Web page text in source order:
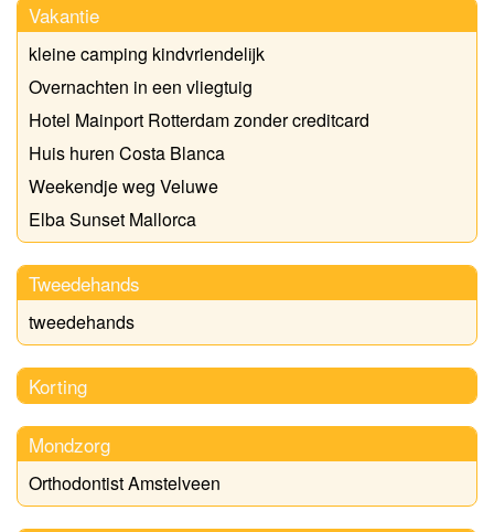
Vakantie
kleine camping kindvriendelijk
Overnachten in een vliegtuig
Hotel Mainport Rotterdam zonder creditcard
Huis huren Costa Blanca
Weekendje weg Veluwe
Elba Sunset Mallorca
Tweedehands
tweedehands
Korting
Mondzorg
Orthodontist Amstelveen